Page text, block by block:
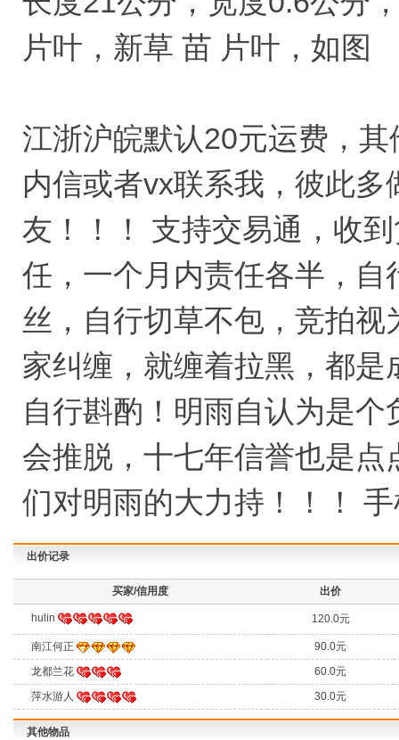
片叶，新草 苗 片叶，如图
江浙沪皖默认20元运费，
内信或者vx联系我，彼此
友！！！ 支持交易通，收
任，一个月内责任各半，
丝，自行切草不包，竞拍
家纠缠，就缠着拉黑，都
自行斟酌！明雨自认为是
会推脱，十七年信誉也是
们对明雨的大力持！！！
出价记录
买家/信用度 出价
hulin 120.0元
南江何正
90.0元
龙都兰花
60.0元
萍水游人
30.0元
其他物品